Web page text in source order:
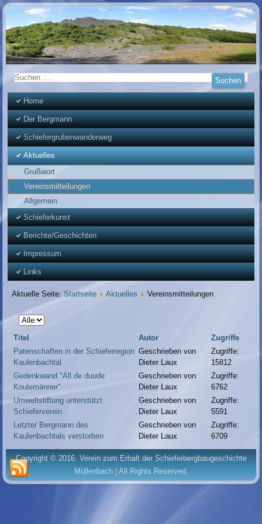
Home
Der Bergmann
Schiefergrubenwanderweg
Aktuelles
Grußwort
Vereinsmitteilungen
Allgemein
Schieferkunst
Berichte/Geschichten
Impressum
Links
Aktuelle Seite:Startseite Aktuelles Vereinsmitteilungen
Anzeige
Titel
Autor
Zugriffe
Patenschaften in der Schieferregion
Kaulenbachtal
Geschrieben von
Dieter Laux
Zugriffe:
15812
Gedenkwand "All de duude
Koulemänner"
Geschrieben von
Dieter Laux
Zugriffe:
6762
Umweltstiftung unterstützt
Schieferverein
Geschrieben von
Dieter Laux
Zugriffe:
5591
Letzter Bergmann des
Kaulenbachtals verstorben
Geschrieben von
Dieter Laux
Zugriffe:
6709
Copyright © 2016. Verein zum Erhalt der Schieferbergbaugeschichte
Müllenbach | All Rights Reserved.